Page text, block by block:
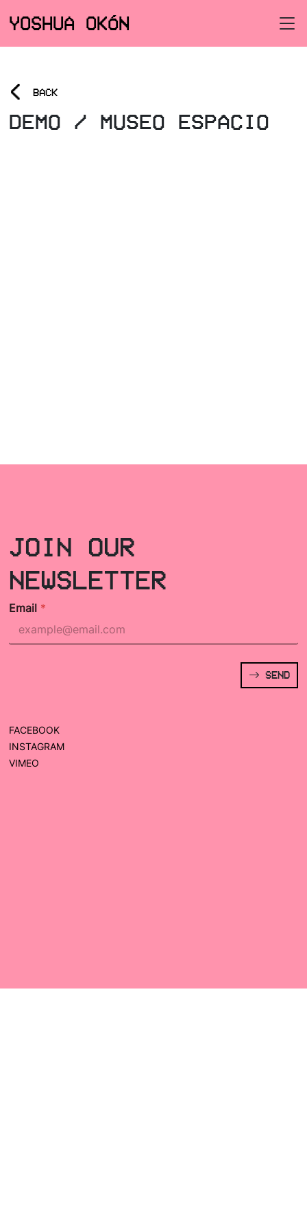
YOSHUA OKÓN
< BACK
DEMO / MUSEO ESPACIO
JOIN OUR
NEWSLETTER
Email *
SEND
FACEBOOK
INSTAGRAM
VIMEO